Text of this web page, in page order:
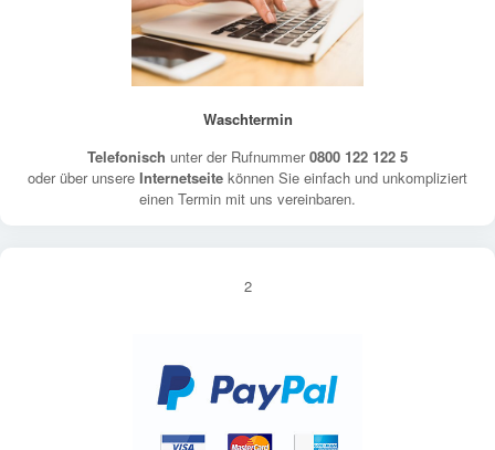
Waschtermin
Telefonisch unter der Rufnummer0800 122 122 5
oder über unsere Internetseite können Sie einfach und unkompliziert
einen Termin mit uns vereinbaren.
2